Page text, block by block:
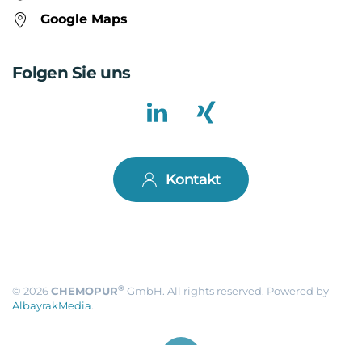
Google Maps
Folgen Sie uns
Kontakt
© 2026CHEMOPUR® GmbH. All rights reserved. Powered by
AlbayrakMedia.